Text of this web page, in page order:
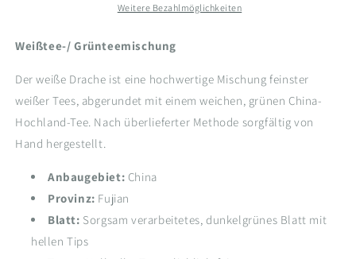
Weißer
(Bai
Weißer
(Bai
Weitere Bezahlmöglichkeiten
Weißtee-/ Grünteemischung
Der weiße Drache ist eine hochwertige Mischung feinster
weißer Tees, abgerundet mit einem weichen, grünen China-
Hochland-Tee. Nach überlieferter Methode sorgfältig von
Hand hergestellt.
Anbaugebiet: China
Provinz: Fujian
Blatt: Sorgsam verarbeitetes, dunkelgrünes Blatt mit
hellen Tips